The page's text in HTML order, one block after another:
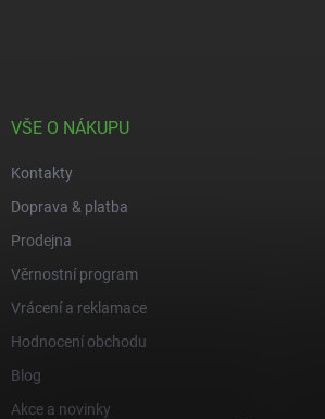
VŠE O NÁKUPU
Kontakty
Doprava & platba
Prodejna
Věrnostní program
Vrácení a reklamace
Hodnocení obchodu
Blog
Akce a novinky